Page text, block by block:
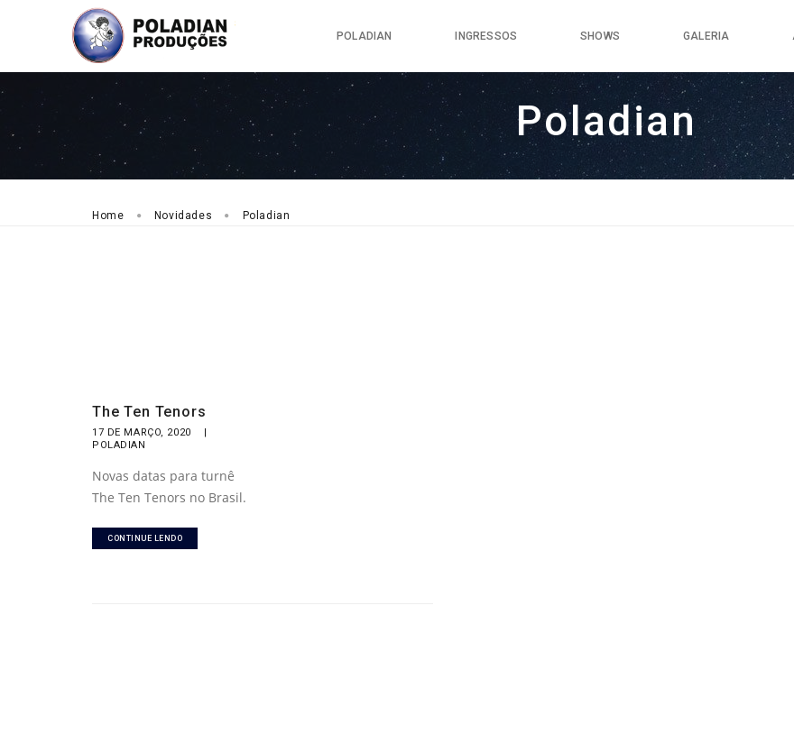
POLADIAN INGRESSOS SHOWS GALERIA
Poladian
Home Novidades Poladian
The Ten Tenors
17 DE MARÇO, 2020
|
POLADIAN
Novas datas para turnê
The Ten Tenors no Brasil.
CONTINUE LENDO